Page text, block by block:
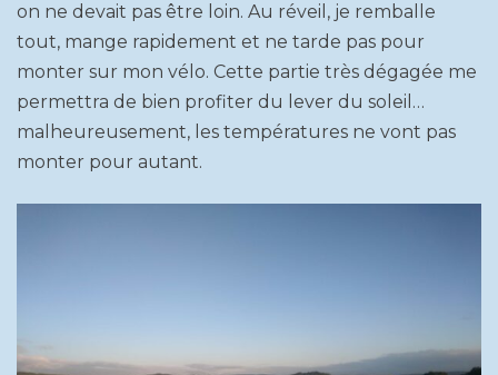
on ne devait pas être loin. Au réveil, je remballe
tout, mange rapidement et ne tarde pas pour
monter sur mon vélo. Cette partie très dégagée me
permettra de bien profiter du lever du soleil…
malheureusement, les températures ne vont pas
monter pour autant.